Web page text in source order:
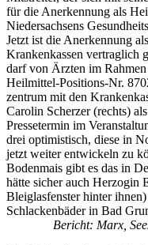
für die Anerkennung als
Niedersachsens
Jetzt ist die Aner­kennung
Krankenkassen vertraglich
darf von Ärzten im
Heilmittel-Positions-Nr.
zentrum mit den
Carolin Scherzer (rechts)
Pressetermin im
drei optimistisch, diese in
jetzt weiter entwickeln zu
Bodenmais gibt es das in
hätte sicher auch Herzogin
Bleiglasfenster hinter
Schlackenbäder in Bad
Bericht: Marx,